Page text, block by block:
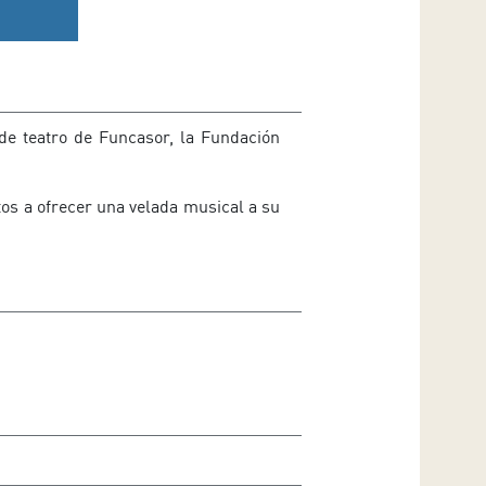
teatro de Funcasor, la Fundación
a ofrecer una velada musical a su